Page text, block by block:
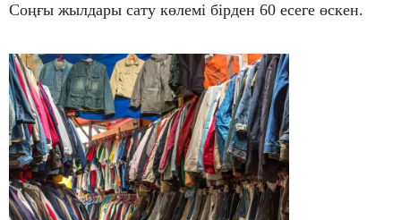
Соңғы жылдары сату көлемі бірден 60 есеге өскен.